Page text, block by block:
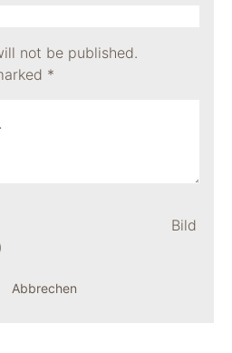
not be published.
*
Bild
Abbrechen